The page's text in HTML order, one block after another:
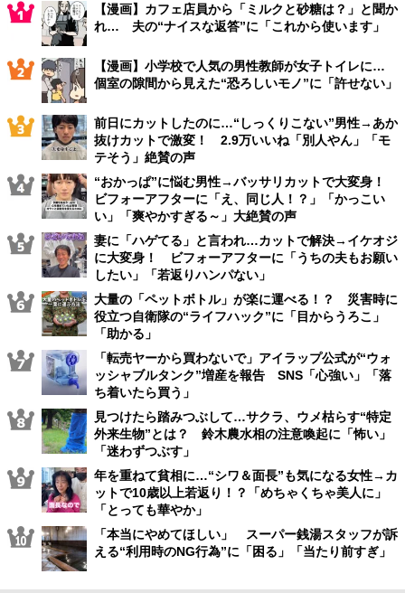
【漫画】カフェ店員から「ミルクと砂糖は？」と聞か
れ… 夫の“ナイスな返答”に「これから使います」
【漫画】小学校で人気の男性教師が女子トイレに…
個室の隙間から見えた“恐ろしいモノ”に「許せない」
前日にカットしたのに…“しっくりこない”男性→あか
抜けカットで激変！ 2.9万いいね「別人やん」「モ
テそう」絶賛の声
“おかっぱ”に悩む男性→バッサリカットで大変身！
ビフォーアフターに「え、同じ人！？」「かっこい
い」「爽やかすぎる～」大絶賛の声
妻に「ハゲてる」と言われ…カットで解決→イケオジ
に大変身！ ビフォーアフターに「うちの夫もお願い
したい」「若返りハンパない」
大量の「ペットボトル」が楽に運べる！？ 災害時に
役立つ自衛隊の“ライフハック”に「目からうろこ」
「助かる」
「転売ヤーから買わないで」アイラップ公式が“ウォ
ッシャブルタンク”増産を報告 SNS「心強い」「落
ち着いたら買う」
見つけたら踏みつぶして…サクラ、ウメ枯らす“特定
外来生物”とは？ 鈴木農水相の注意喚起に「怖い」
「迷わずつぶす」
年を重ねて貧相に…“シワ＆面長”も気になる女性→カ
ットで10歳以上若返り！？「めちゃくちゃ美人に」
「とっても華やか」
「本当にやめてほしい」 スーパー銭湯スタッフが訴
える“利用時のNG行為”に「困る」「当たり前すぎ」